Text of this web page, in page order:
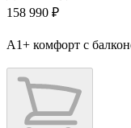
158 990 ₽
А1+ комфорт с